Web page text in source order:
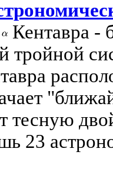
Кентавра -
тройной
тесную
23